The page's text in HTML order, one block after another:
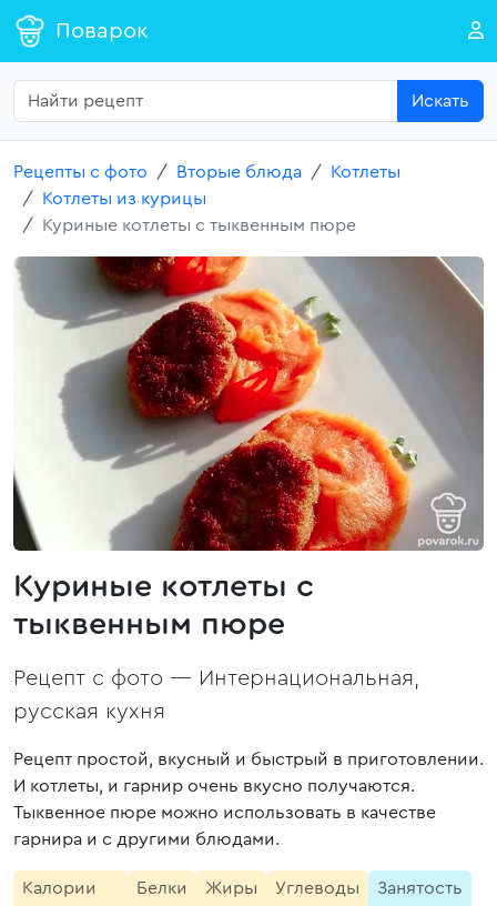
Поварок
Искать
Рецепты с фото Вторые блюда
Котлеты
Котлеты из курицы
Куриные котлеты с тыквенным пюре
Куриные котлеты с
тыквенным пюре
Рецепт с фото — Интернациональная,
русская кухня
Рецепт простой, вкусный и быстрый в приготовлении.
И котлеты, и гарнир очень вкусно получаются.
Тыквенное пюре можно использовать в качестве
гарнира и с другими блюдами.
Калории
Белки
Жиры
Углеводы
Занятость